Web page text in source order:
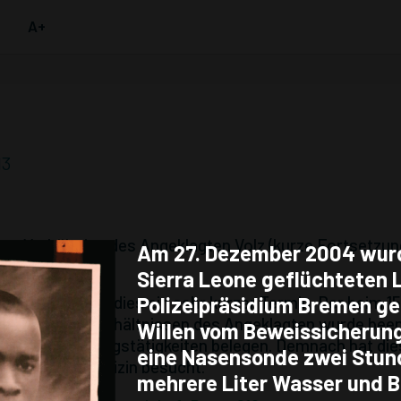
A+
Verhältniss des Angeklagten Volz (kurze
war dies ein sehr kurzer Termin. Der beim
Verhältnissen des Angeklagten wurde
Fortbildungstätigkeiten belegen. Demnach hat
Notfallmedizin besucht.
Am 27. Dezember 2004
Sierra Leone geflüchteten
Polizeipräsidium Bremen
Willen vom
eine Nasensonde zwei
mehrere Liter Wasser und